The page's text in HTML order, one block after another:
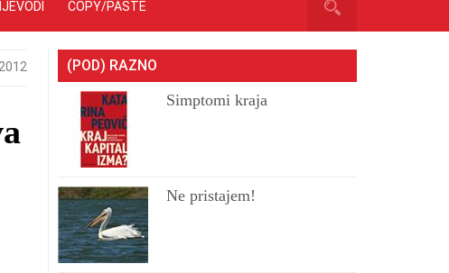
COPY/PASTE
(POD) RAZNO
Simptomi kraja
Ne pristajem!